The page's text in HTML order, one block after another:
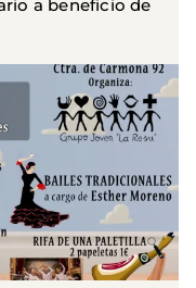
a beneficio de